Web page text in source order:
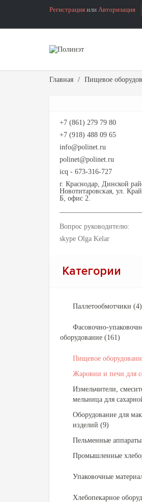
Регистрация или Авторизация
Главная Пищевое
+7 (861) 279 79 80
+7 (918) 488 09 65
info@polinet.ru
polinet@polinet.ru
icq - 673-316-727
г. Краснодар, Динской
Новотитаровская, ул.
Б, офис 2.
Вопрос руководителю:
skype Olga Kelar
Категории
Паллетообмотчики (4)
Фасовочно-
оборудование (161)
Пищевое
Жаровни и печи для
Измельчители,
мельница для
Оборудование для
изделий (9)
Пельменные
Промышленные
Упаковочные
Хлебопекарное